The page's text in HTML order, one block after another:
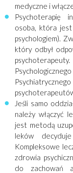
medyczne i
Psychoterapię
osoba, która
psychologiem).
który odbył
Jeśli samo
należy włączyć
jest metodą
leków
Kompleksowe
zdrowia
do zachowań